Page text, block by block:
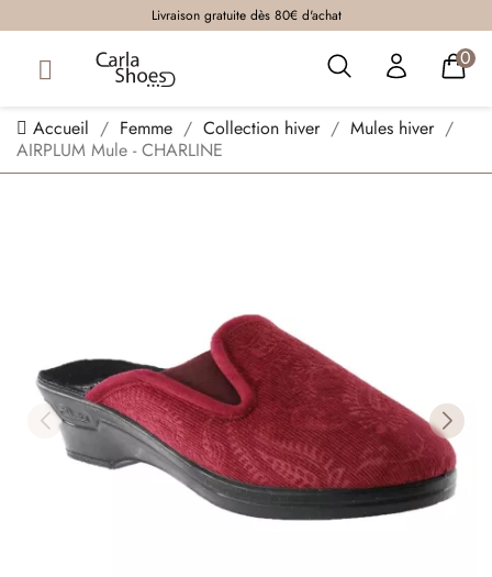
Livraison gratuite dès 80€ d'achat
0
Accueil Femme Collection hiver
Mules hiver
AIRPLUM Mule - CHARLINE